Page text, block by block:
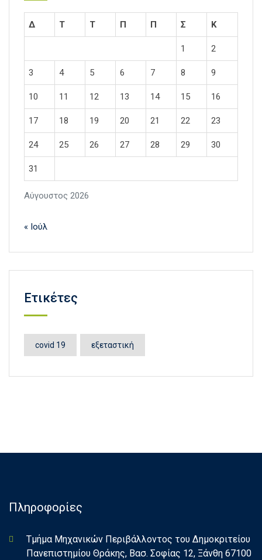
Αύγουστος 2026
Δ Τ Τ Π Π Σ Κ
1 2
3 4 5 6 7 8 9
10 11 12 13 14 15 16
17 18 19 20 21 22 23
24 25 26 27 28 29 30
31
« Ιούλ
Ετικέτες
covid 19 εξεταστική
Πληροφορίες
Τμήμα Μηχανικών Περιβάλλοντος του Δημοκριτείου
Πανεπιστημίου Θράκης, Βασ. Σοφίας 12, Ξάνθη 67100